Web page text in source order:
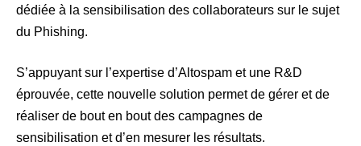
dédiée à la sensibilisation des collaborateurs sur le sujet
du Phishing.
S’appuyant sur l’expertise d’Altospam et une R&D
éprouvée, cette nouvelle solution permet de gérer et de
réaliser de bout en bout des campagnes de
sensibilisation et d’en mesurer les résultats.